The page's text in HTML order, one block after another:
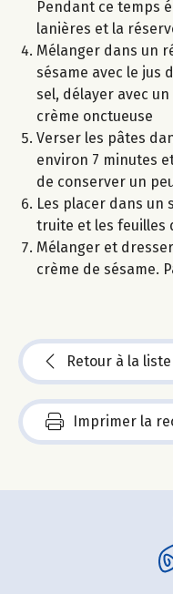
Pendant ce temps
lanières et la
Mélanger dans un
sésame avec le jus
sel, délayer avec un
crème onctueuse
Verser les pâtes
environ 7 minutes
de conserver un
Les placer dans un
truite et les feuilles
Mélanger et
crème de sésame.
Retour à la liste
Imprimer la